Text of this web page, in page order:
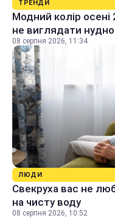
ТРЕНДИ
Модний колір осені
не виглядати нудно
08 серпня 2026, 11:34
ЛЮДИ
Свекруха вас не
на чисту воду
08 серпня 2026, 10:52